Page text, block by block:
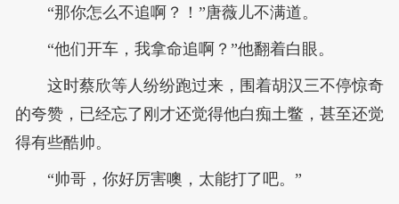
“那你怎么不追啊？！”唐薇儿不满道。
“他们开车，我拿命追啊？”他翻着白眼。
这时蔡欣等人纷纷跑过来，围着胡汉三不停惊奇
的夸赞，已经忘了刚才还觉得他白痴土鳖，甚至还觉
得有些酷帅。
“帅哥，你好厉害噢，太能打了吧。”